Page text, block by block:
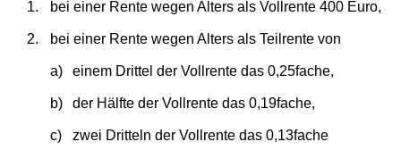
1. bei einer Rente wegen Alters als Vollrente 400 Euro,
2. bei einer Rente wegen Alters als Teilrente von
a) einem Drittel der Vollrente das 0,25fache,
b) der Hälfte der Vollrente das 0,19fache,
c) zwei Dritteln der Vollrente das 0,13fache